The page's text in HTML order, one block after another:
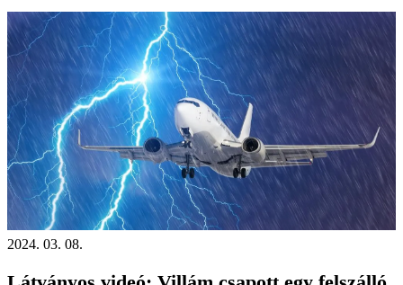
2024. 03. 08.